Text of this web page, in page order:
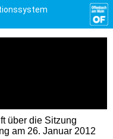
über die Sitzung
am 26. Januar 2012